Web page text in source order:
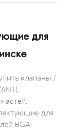
для
клапаны /
для
BGA,